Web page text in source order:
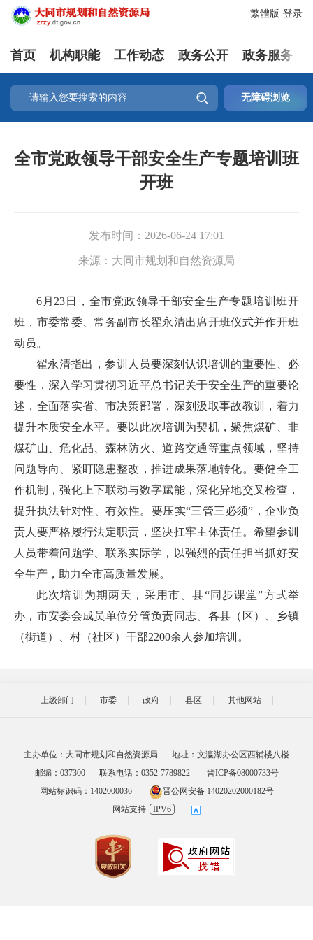
登录
繁體版
首页 机构职能 工作动态 政务公开 政务服务
 无障碍浏览
全市党政领导干部安全生产专题培训班
开班
发布时间： 2026-06-24 17:01
来源： 大同市规划和自然资源局
6月23日，全市党政领导干部安全生产专题培训班开
班，市委常委、常务副市长翟永清出席开班仪式并作开班
动员。
翟永清指出，参训人员要深刻认识培训的重要性、必
要性，深入学习贯彻习近平总书记关于安全生产的重要论
述，全面落实省、市决策部署，深刻汲取事故教训，着力
提升本质安全水平。要以此次培训为契机，聚焦煤矿、非
煤矿山、危化品、森林防火、道路交通等重点领域，坚持
问题导向、紧盯隐患整改，推进成果落地转化。要健全工
作机制，强化上下联动与数字赋能，深化异地交叉检查，
提升执法针对性、有效性。要压实“三管三必须”，企业负
责人要严格履行法定职责，坚决扛牢主体责任。希望参训
人员带着问题学、联系实际学，以强烈的责任担当抓好安
全生产，助力全市高质量发展。
此次培训为期两天，采用市、县“同步课堂”方式举
办，市安委会成员单位分管负责同志、各县（区）、乡镇
（街道）、村（社区）干部2200余人参加培训。
上级部门 市委 政府 县区 其他网站
主办单位：大同市规划和自然资源局
地址：文瀛湖办公区西辅楼八楼
邮编：037300
联系电话：0352-7789822
晋ICP备08000733号
网站标识码：1402000036
晋公网安备 14020202000182号
网站支持
IPV6